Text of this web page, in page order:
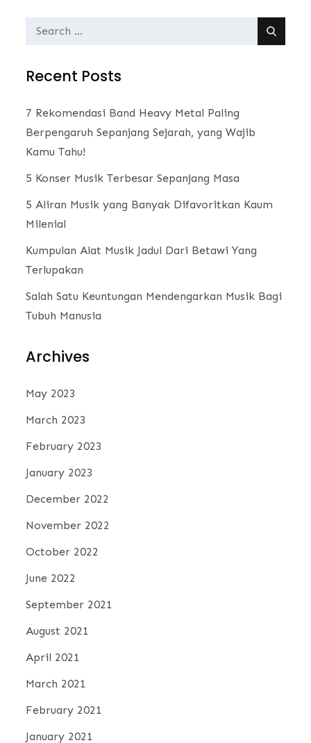
Search
Recent Posts
7 Rekomendasi Band Heavy Metal Paling
Berpengaruh Sepanjang Sejarah, yang Wajib
Kamu Tahu!
5 Konser Musik Terbesar Sepanjang Masa
5 Aliran Musik yang Banyak Difavoritkan Kaum
Milenial
Kumpulan Alat Musik Jadul Dari Betawi Yang
Terlupakan
Salah Satu Keuntungan Mendengarkan Musik Bagi
Tubuh Manusia
Archives
May 2023
March 2023
February 2023
January 2023
December 2022
November 2022
October 2022
June 2022
September 2021
August 2021
April 2021
March 2021
February 2021
January 2021